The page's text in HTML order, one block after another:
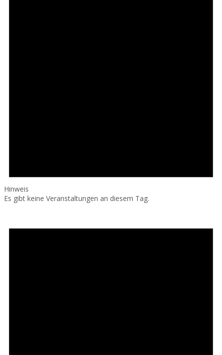
Hinweis
Es gibt keine Veranstaltungen an diesem Tag.